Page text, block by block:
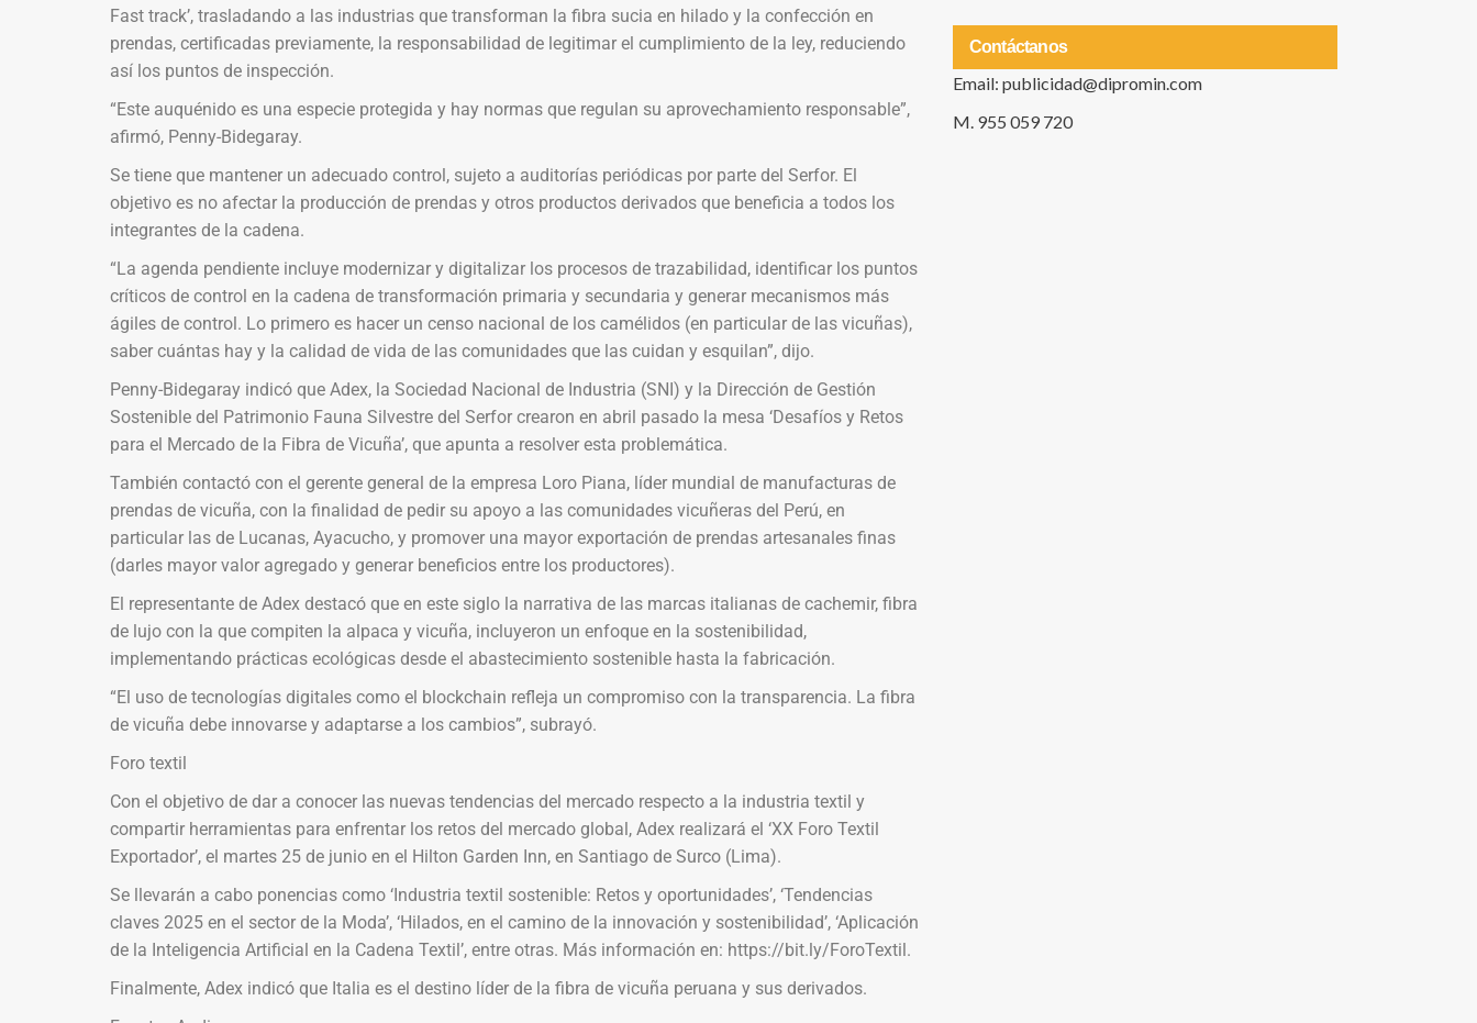
Fast track’, trasladando a las industrias que transforman la fibra sucia en hilado y la confección en
prendas, certificadas previamente, la responsabilidad de legitimar el cumplimiento de la ley, reduciendo
así los puntos de inspección.
“Este auquénido es una especie protegida y hay normas que regulan su aprovechamiento responsable”,
afirmó, Penny-Bidegaray.
Se tiene que mantener un adecuado control, sujeto a auditorías periódicas por parte del Serfor. El
objetivo es no afectar la producción de prendas y otros productos derivados que beneficia a todos los
integrantes de la cadena.
“La agenda pendiente incluye modernizar y digitalizar los procesos de trazabilidad, identificar los puntos
críticos de control en la cadena de transformación primaria y secundaria y generar mecanismos más
ágiles de control. Lo primero es hacer un censo nacional de los camélidos (en particular de las vicuñas),
saber cuántas hay y la calidad de vida de las comunidades que las cuidan y esquilan”, dijo.
Penny-Bidegaray indicó que Adex, la Sociedad Nacional de Industria (SNI) y la Dirección de Gestión
Sostenible del Patrimonio Fauna Silvestre del Serfor crearon en abril pasado la mesa ‘Desafíos y Retos
para el Mercado de la Fibra de Vicuña’, que apunta a resolver esta problemática.
También contactó con el gerente general de la empresa Loro Piana, líder mundial de manufacturas de
prendas de vicuña, con la finalidad de pedir su apoyo a las comunidades vicuñeras del Perú, en
particular las de Lucanas, Ayacucho, y promover una mayor exportación de prendas artesanales finas
(darles mayor valor agregado y generar beneficios entre los productores).
El representante de Adex destacó que en este siglo la narrativa de las marcas italianas de cachemir, fibra
de lujo con la que compiten la alpaca y vicuña, incluyeron un enfoque en la sostenibilidad,
implementando prácticas ecológicas desde el abastecimiento sostenible hasta la fabricación.
“El uso de tecnologías digitales como el blockchain refleja un compromiso con la transparencia. La fibra
de vicuña debe innovarse y adaptarse a los cambios”, subrayó.
Foro textil
Con el objetivo de dar a conocer las nuevas tendencias del mercado respecto a la industria textil y
compartir herramientas para enfrentar los retos del mercado global, Adex realizará el ‘XX Foro Textil
Exportador’, el martes 25 de junio en el Hilton Garden Inn, en Santiago de Surco (Lima).
Se llevarán a cabo ponencias como ‘Industria textil sostenible: Retos y oportunidades’, ‘Tendencias
claves 2025 en el sector de la Moda’, ‘Hilados, en el camino de la innovación y sostenibilidad’, ‘Aplicación
de la Inteligencia Artificial en la Cadena Textil’, entre otras. Más información en: https://bit.ly/ForoTextil.
Finalmente, Adex indicó que Italia es el destino líder de la fibra de vicuña peruana y sus derivados.
Contáctanos
Email: publicidad@dipromin.com
M. 955 059 720